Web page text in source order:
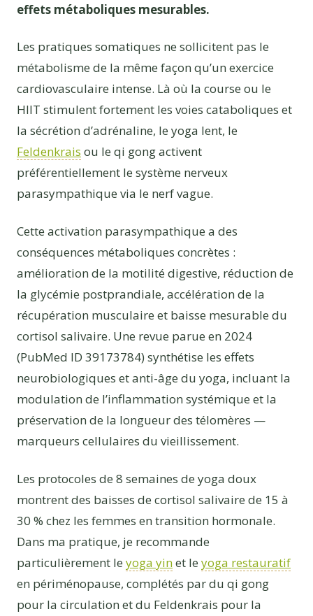
effets métaboliques mesurables.
Les pratiques somatiques ne sollicitent pas le
métabolisme de la même façon qu’un exercice
cardiovasculaire intense. Là où la course ou le
HIIT stimulent fortement les voies cataboliques et
la sécrétion d’adrénaline, le yoga lent, le
Feldenkrais ou le qi gong activent
préférentiellement le système nerveux
parasympathique via le nerf vague.
Cette activation parasympathique a des
conséquences métaboliques concrètes :
amélioration de la motilité digestive, réduction de
la glycémie postprandiale, accélération de la
récupération musculaire et baisse mesurable du
cortisol salivaire. Une revue parue en 2024
(PubMed ID 39173784) synthétise les effets
neurobiologiques et anti-âge du yoga, incluant la
modulation de l’inflammation systémique et la
préservation de la longueur des télomères —
marqueurs cellulaires du vieillissement.
Les protocoles de 8 semaines de yoga doux
montrent des baisses de cortisol salivaire de 15 à
30 % chez les femmes en transition hormonale.
Dans ma pratique, je recommande
particulièrement le yoga yinet le yoga restauratif
en périménopause, complétés par du qi gong
pour la circulation et du Feldenkrais pour la